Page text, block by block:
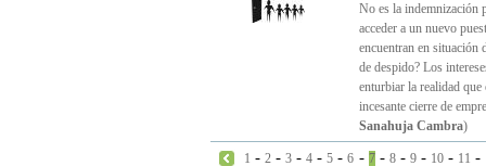
No es la indemnización
acceder a un nuevo
encuentran en situación
de despido? Los
enturbiar la realidad
incesante cierre de
Sanahuja Cambra)
1 -2 -3 -4 -5 -6 - 7- 8- 9- 10- 11 -